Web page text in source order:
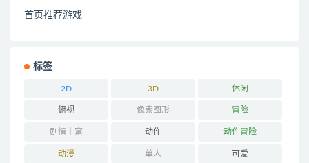
首页推荐游戏
标签
2D 3D 休闲
俯视 像素图形 冒险
剧情丰富 动作 动作冒险
动漫 单人 可爱